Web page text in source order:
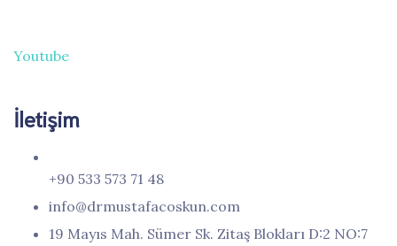
Youtube
İletişim
+90 533 573 71 48
info@drmustafacoskun.com
19 Mayıs Mah. Sümer Sk. Zitaş Blokları D:2 NO:7